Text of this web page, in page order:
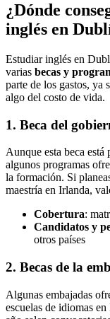
¿Dónde
inglés en
Estudiar inglés en
varias becas y
parte de los gastos, ya
algo del costo de vida.
1. Beca del
Aunque esta beca está
algunos programas
la formación. Si
maestría en Irlanda,
Cobertura:
Candidatos y
otros países
2. Becas de la
Algunas embajadas
escuelas de idiomas